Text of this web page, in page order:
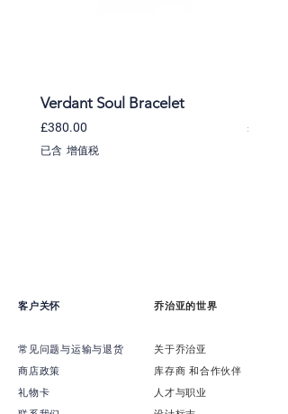
Verdant Soul Bracelet
價格
£380.00
已含 增值税
價格
£365.00
客户关怀
常见问题与运输与退货
商店政策
礼物卡
乔治亚的世界
关于乔治亚
​库存商 和合作伙伴
​人才与职业